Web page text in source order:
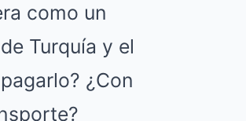
como un
Turquía y el
¿Con